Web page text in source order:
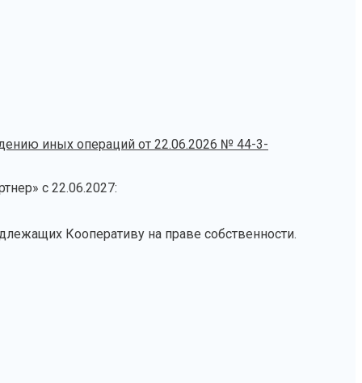
иных операций от 22.06.2026 № 44-3-
с 22.06.2027:
Кооперативу на праве собственности.